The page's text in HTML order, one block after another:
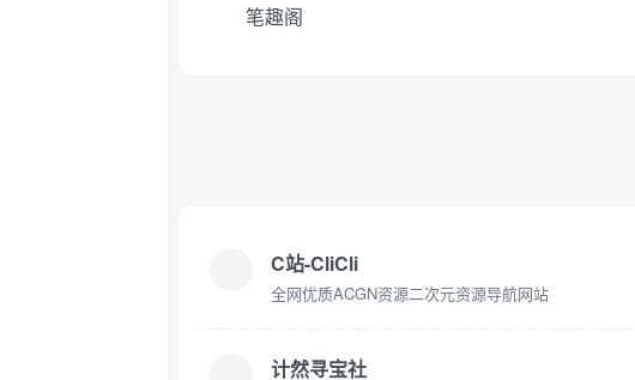
笔趣阁
C站-CliCli
全网优质ACGN资源二次元资源导航网站
计然寻宝社